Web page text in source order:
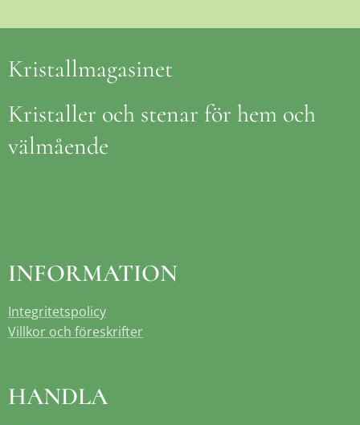
Kristallmagasinet
Kristaller och stenar för hem och
välmående
INFORMATION
Integritetspolicy
Villkor och föreskrifter
HANDLA